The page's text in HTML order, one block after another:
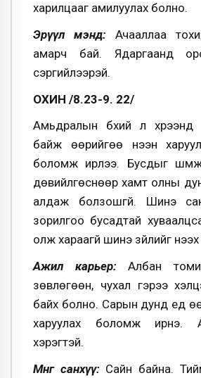
харилцааг амилуулах болно.
Эрүүл мэнд:
Ачааллаа
амарч бай. Ядаргаанд
сэргийлээрэй.
ОХИН /8.23-9. 22/
Амьдралын бүхий л хүрээнд
байж өөрийгөө нээн
боломж ирлээ. Бусдыг
дөвийлгөснөөр хамт олны
алдаж болзошгүй. Шинэ
зорилгоо бусадтай
олж хараагүй шинэ зүйлийг
Ажил карьер: Албан
зөвлөгөөн, чухал гэрээ
байх болно. Сарын дунд үед
харуулах боломж ирнэ.
хэрэгтэй.
Мөнгө санхүү: Сайн байна.